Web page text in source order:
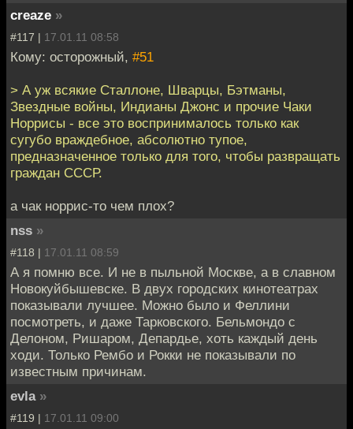
creaze »
#117 | 17.01.11 08:58
Кому: осторожный, #51
> А уж всякие Сталлоне, Шварцы, Бэтманы,
Звездные войны, Индианы Джонс и прочие Чаки
Норрисы - все это воспринималось только как
сугубо враждебное, абсолютно тупое,
предназначенное только для того, чтобы развращать
граждан СССР.
а чак норрис-то чем плох?
nss »
#118 | 17.01.11 08:59
А я помню все. И не в пыльной Москве, а в славном
Новокуйбышевске. В двух городских кинотеатрах
показывали лучшее. Можно было и Феллини
посмотреть, и даже Тарковского. Бельмондо с
Делоном, Ришаром, Депардье, хоть каждый день
ходи. Только Рембо и Рокки не показывали по
известным причинам.
evla »
#119 | 17.01.11 09:00